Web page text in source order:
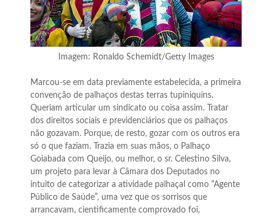
Imagem: Ronaldo Schemidt/Getty Images
Marcou-se em data previamente estabelecida, a primeira
convenção de palhaços destas terras tupiniquins.
Queriam articular um sindicato ou coisa assim. Tratar
dos direitos sociais e previdenciários que os palhaços
não gozavam. Porque, de resto, gozar com os outros era
só o que faziam. Trazia em suas mãos, o Palhaço
Goiabada com Queijo, ou melhor, o sr. Celestino Silva,
um projeto para levar à Câmara dos Deputados no
intuito de categorizar a atividade palhaçal como “Agente
Público de Saúde”, uma vez que os sorrisos que
arrancavam, cientificamente comprovado foi,